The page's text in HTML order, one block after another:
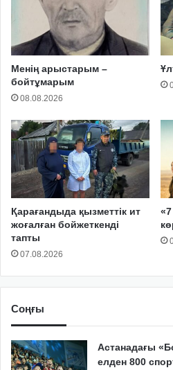
Менің арыстарым –
бойтұмарым
08.08.2026
Қарағандыда қызметтік ит
жоғалған бойжеткенді
тапты
07.08.2026
Соңғы
Астанадағы
елден 800